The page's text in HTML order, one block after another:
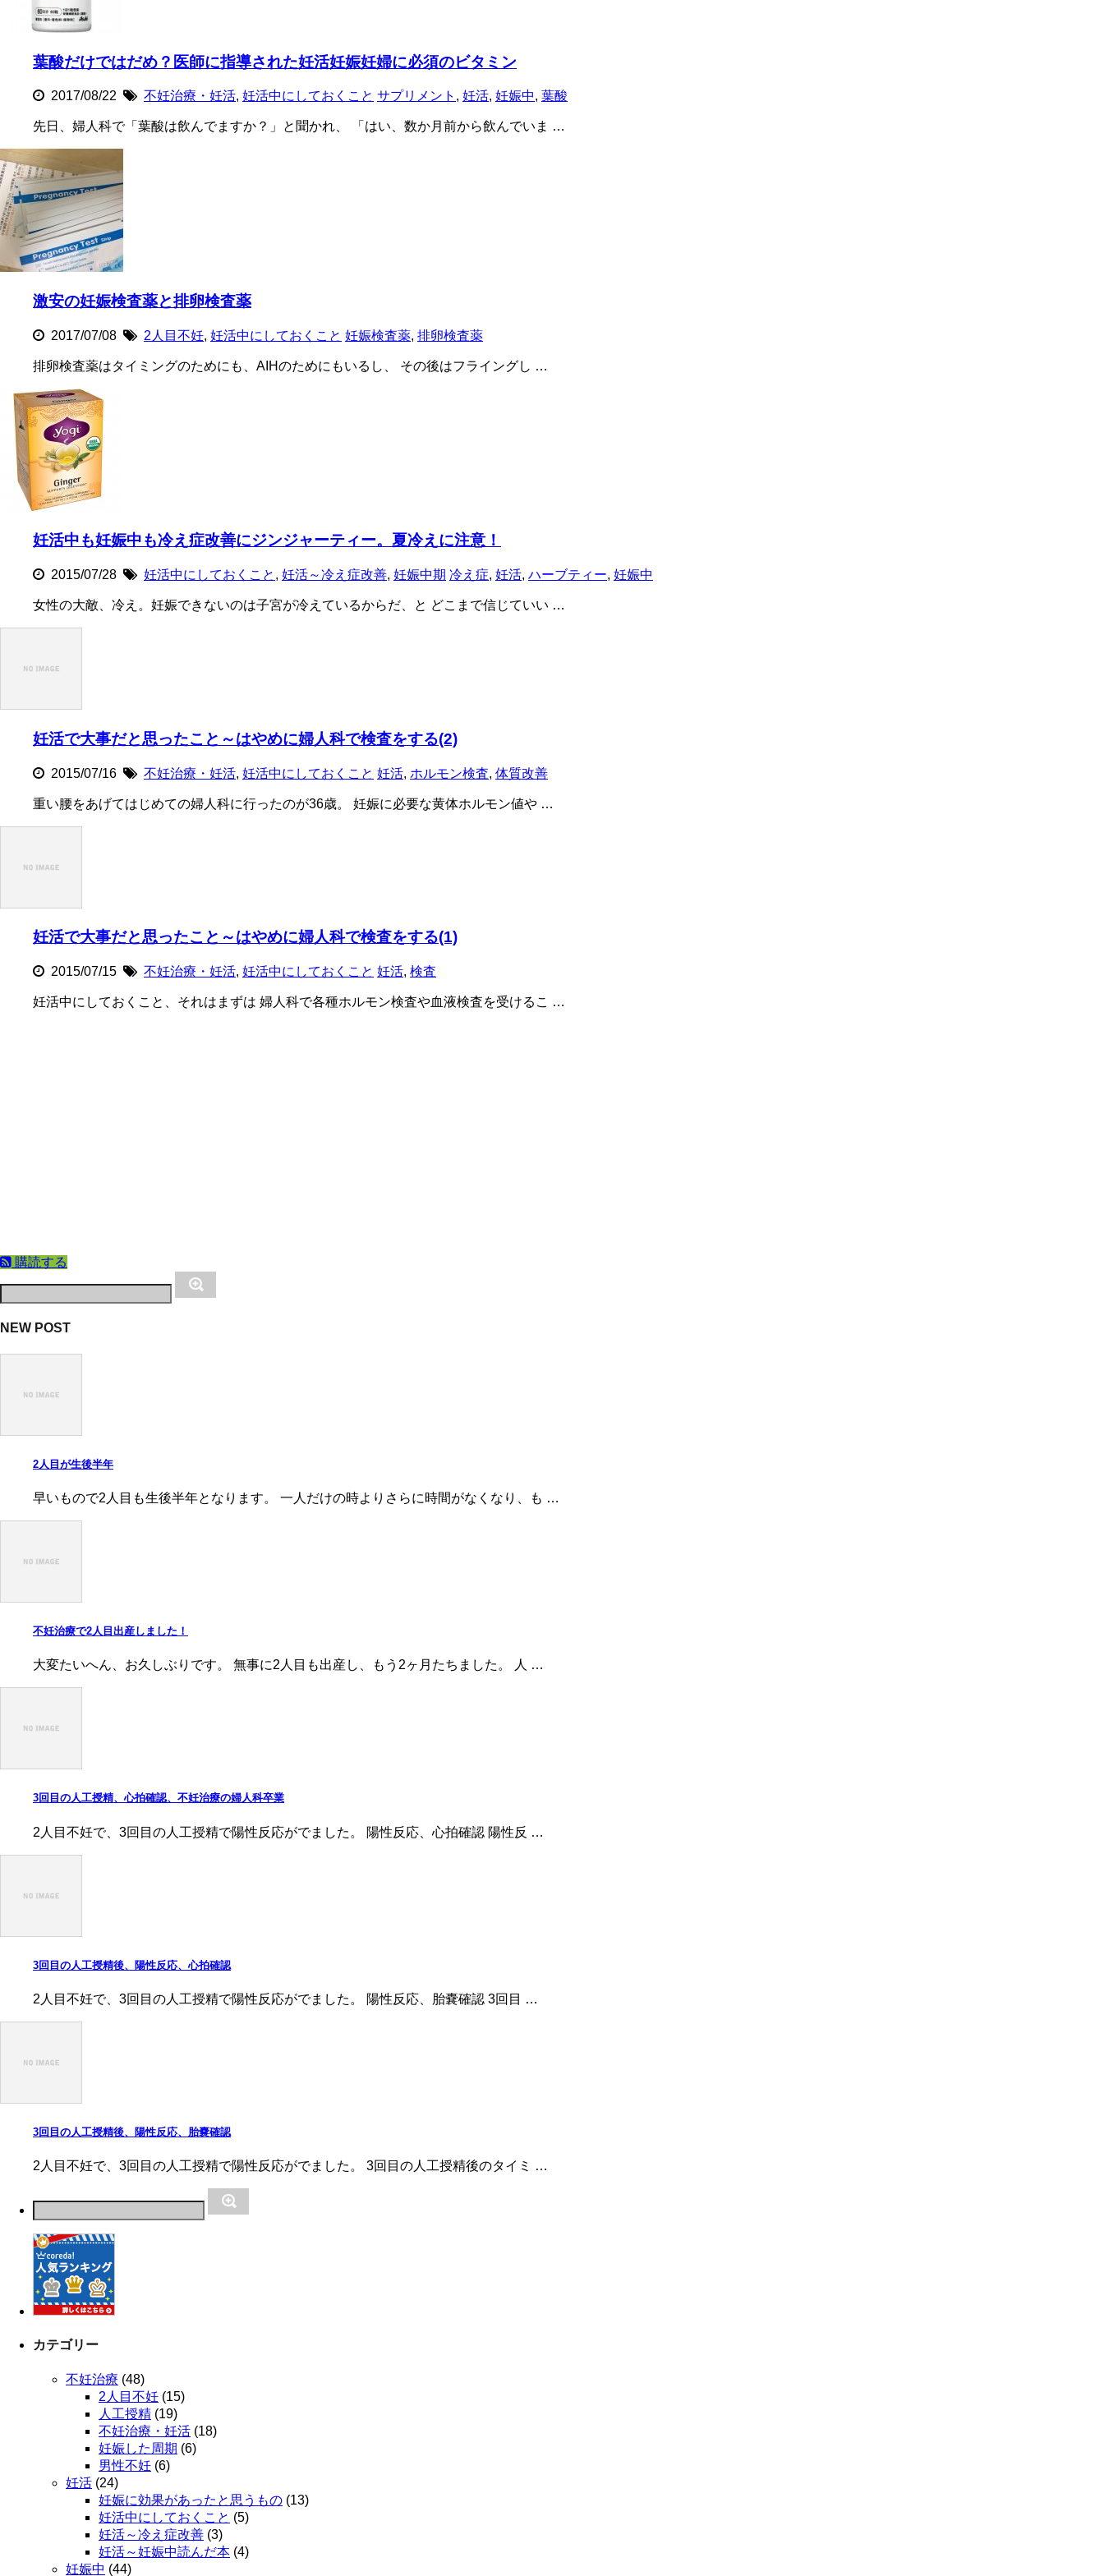
葉酸だけではだめ？医師に指導された妊活妊娠妊婦に必須のビタミン
2017/08/22 不妊治療・妊活, 妊活中にしておくこと サプリメント , 妊活, 妊娠中, 葉酸
先日、婦人科で「葉酸は飲んでますか？」と聞かれ、 「はい、数か月前から飲んでいま …
激安の妊娠検査薬と排卵検査薬
2017/07/08 2人目不妊, 妊活中にしておくこと 妊娠検査薬, 排卵検査薬
排卵検査薬はタイミングのためにも、AIHのためにもいるし、 その後はフライングし …
妊活中も妊娠中も冷え症改善にジンジャーティー。夏冷えに注意！
2015/07/28 妊活中にしておくこと , 妊活～冷え症改善, 妊娠中期 冷え症, 妊活, ハーブティー, 妊娠中
女性の大敵、冷え。妊娠できないのは子宮が冷えているからだ、と どこまで信じていい …
妊活で大事だと思ったこと～はやめに婦人科で検査をする(2)
2015/07/16 不妊治療・妊活, 妊活中にしておくこと 妊活, ホルモン検査, 体質改善
重い腰をあげてはじめての婦人科に行ったのが36歳。 妊娠に必要な黄体ホルモン値や …
妊活で大事だと思ったこと～はやめに婦人科で検査をする(1)
2015/07/15 不妊治療・妊活, 妊活中にしておくこと 妊活, 検査
妊活中にしておくこと、それはまずは 婦人科で各種ホルモン検査や血液検査を受けるこ …
購読する
NEW POST
2人目が生後半年
早いもので2人目も生後半年となります。 一人だけの時よりさらに時間がなくなり、も …
不妊治療で2人目出産しました！
大変たいへん、お久しぶりです。 無事に2人目も出産し、もう2ヶ月たちました。 人 …
3回目の人工授精、心拍確認、不妊治療の婦人科卒業
2人目不妊で、3回目の人工授精で陽性反応がでました。 陽性反応、心拍確認 陽性反 …
3回目の人工授精後、陽性反応、心拍確認
2人目不妊で、3回目の人工授精で陽性反応がでました。 陽性反応、胎嚢確認 3回目 …
3回目の人工授精後、陽性反応、胎嚢確認
2人目不妊で、3回目の人工授精で陽性反応がでました。 3回目の人工授精後のタイミ …
カテゴリー
不妊治療 (48)
2人目不妊 (15)
人工授精 (19)
不妊治療・妊活 (18)
妊娠した周期 (6)
男性不妊 (6)
妊活 (24)
妊娠に効果があったと思うもの (13)
妊活中にしておくこと (5)
妊活～冷え症改善 (3)
妊活～妊娠中読んだ本 (4)
妊娠中 (44)